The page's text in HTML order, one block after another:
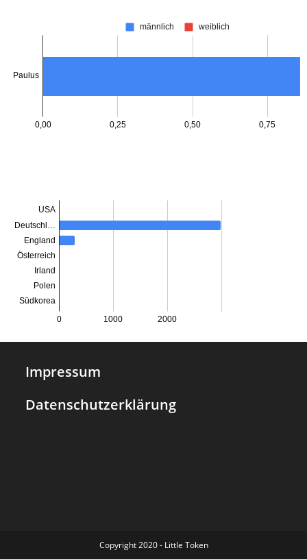
Impressum
Datenschutzerklärung
Copyright 2020 - Little Token